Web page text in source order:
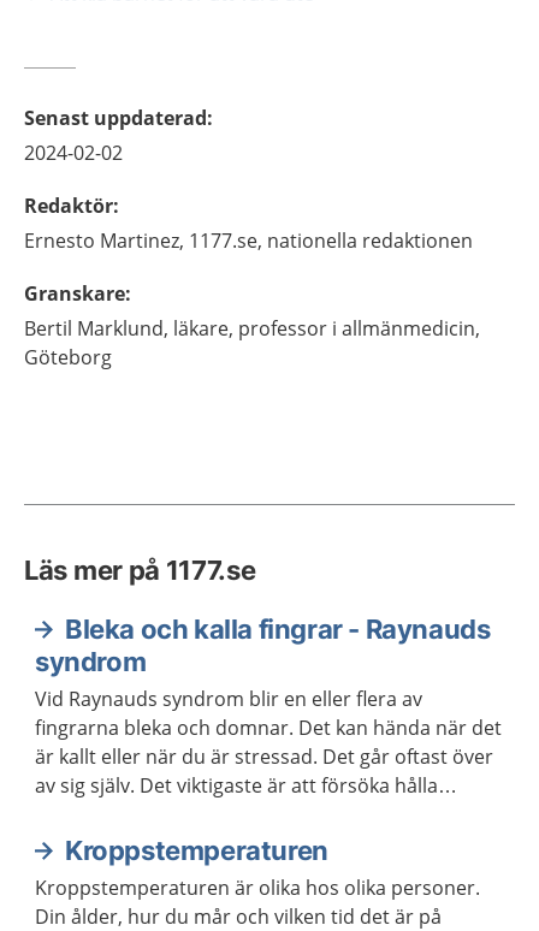
Senast uppdaterad:
2024-02-02
Redaktör:
Ernesto Martinez, 1177.se, nationella redaktionen
Granskare:
Bertil Marklund, läkare, professor i allmänmedicin,
Göteborg
Läs mer på 1177.se
Bleka och kalla fingrar - Raynauds
syndrom
Vid Raynauds syndrom blir en eller flera av
fingrarna bleka och domnar. Det kan hända när det
är kallt eller när du är stressad. Det går oftast över
av sig själv. Det viktigaste är att försöka hålla
åldern.Kroppstemperaturen
Kroppstemperaturen är olika hos olika personer.
Din ålder, hur du mår och vilken tid det är på